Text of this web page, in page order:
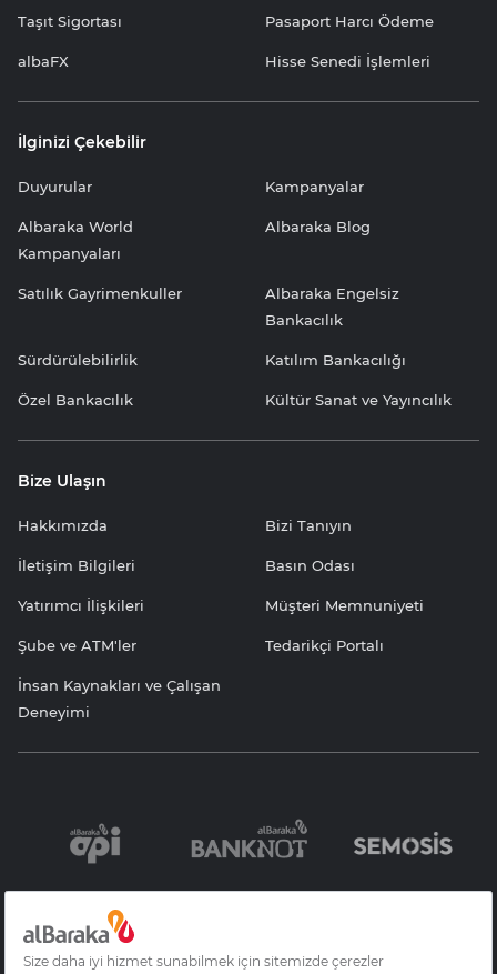
Taşıt Sigortası Pasaport Harcı Ödeme
albaFX Hisse Senedi İşlemleri
İlginizi Çekebilir
Duyurular Kampanyalar
Albaraka World
Kampanyaları
Albaraka Blog
Satılık Gayrimenkuller
Albaraka Engelsiz
Bankacılık
Sürdürülebilirlik Katılım Bankacılığı
Özel Bankacılık Kültür Sanat ve Yayıncılık
Bize Ulaşın
Hakkımızda Bizi Tanıyın
İletişim Bilgileri Basın Odası
Yatırımcı İlişkileri Müşteri Memnuniyeti
Şube ve ATM'ler Tedarikçi Portalı
İnsan Kaynakları ve Çalışan
Deneyimi